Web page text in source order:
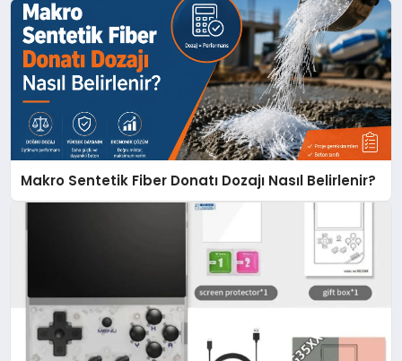
Makro Sentetik Fiber Donatı Dozajı Nasıl Belirlenir?